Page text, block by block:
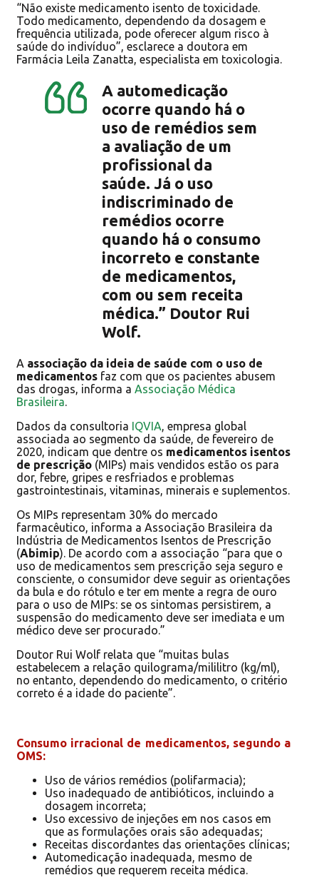
“Não existe medicamento isento de toxicidade.
Todo medicamento, dependendo da dosagem e
frequência utilizada, pode oferecer algum risco à
saúde do indivíduo”, esclarece a doutora em
Farmácia Leila Zanatta, especialista em toxicologia.
A automedicação
ocorre quando há o
uso de remédios sem
a avaliação de um
profissional da
saúde. Já o uso
indiscriminado de
remédios ocorre
quando há o consumo
incorreto e constante
de medicamentos,
com ou sem receita
médica.” Doutor Rui
Wolf.
A associação da ideia de saúde com o uso de
medicamentos faz com que os pacientes abusem
das drogas, informa a Associação Médica
Brasileira
Dados da consultoria IQVIA , empresa global
associada ao segmento da saúde, de fevereiro de
2020, indicam que dentre os medicamentos isentos
de prescrição (MIPs) mais vendidos estão os para
dor, febre, gripes e resfriados e problemas
gastrointestinais, vitaminas, minerais e suplementos.
Os MIPs representam 30% do mercado
farmacêutico, informa a Associação Brasileira da
Indústria de Medicamentos Isentos de Prescrição
(Abimip). De acordo com a associação “para que o
uso de medicamentos sem prescrição seja seguro e
consciente, o consumidor deve seguir as orientações
da bula e do rótulo e ter em mente a regra de ouro
para o uso de MIPs: se os sintomas persistirem, a
suspensão do medicamento deve ser imediata e um
médico deve ser procurado.”
Doutor Rui Wolf relata que “muitas bulas
estabelecem a relação quilograma/mililitro (kg/ml),
no entanto, dependendo do medicamento, o critério
correto é a idade do paciente”.
Consumo irracional de medicamentos, segundo a
OMS:
Uso de vários remédios (polifarmacia);
Uso inadequado de antibióticos, incluindo a
dosagem incorreta;
Uso excessivo de injeções em nos casos em
que as formulações orais são adequadas;
Receitas discordantes das orientações clínicas;
Automedicação inadequada, mesmo de
remédios que requerem receita médica.